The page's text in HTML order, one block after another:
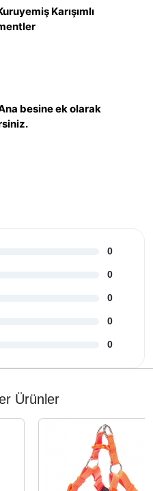
Karışımlı
besine ek olarak
0
0
0
0
0
Ürünler